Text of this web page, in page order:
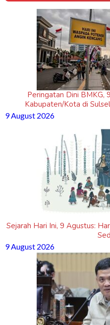
Peringatan Dini BMKG,
Kabupaten/Kota di
9 August 2026
Sejarah Hari Ini, 9 Agustus:
9 August 2026